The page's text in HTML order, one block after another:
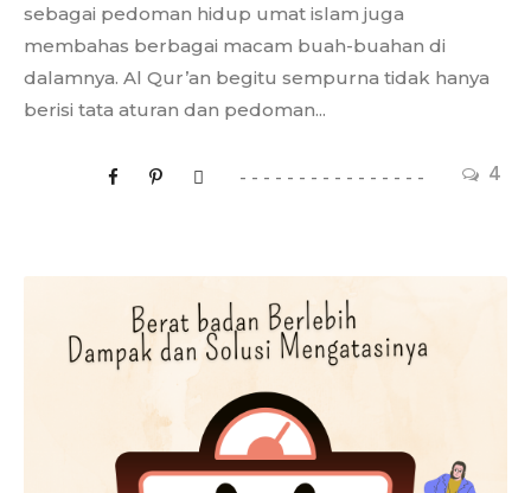
4
sebagai pedoman hidup umat islam juga
membahas berbagai macam buah-buahan di
dalamnya. Al Qur’an begitu sempurna tidak hanya
berisi tata aturan dan pedoman...